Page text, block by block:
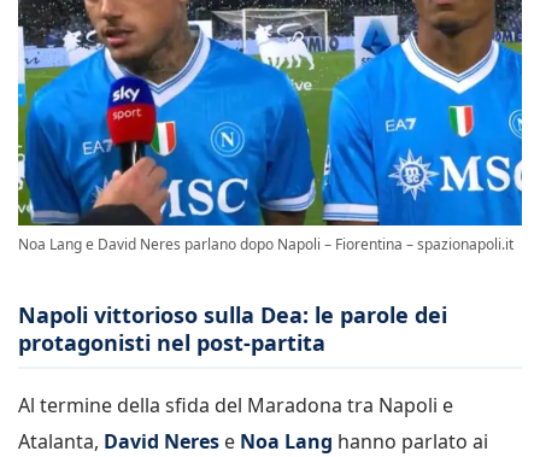
Noa Lang e David Neres parlano dopo Napoli – Fiorentina – spazionapoli.it
Napoli vittorioso sulla Dea: le parole dei
protagonisti nel post-partita
Al termine della sfida del Maradona tra Napoli e
Atalanta, David Neres e Noa Lang hanno parlato ai